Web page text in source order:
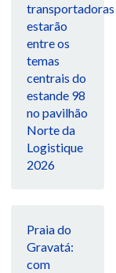
transportadoras
estarão
entre os
temas
centrais do
estande 98
no pavilhão
Norte da
Logistique
2026
Praia do
Gravatá:
com